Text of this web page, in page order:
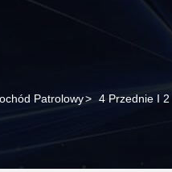
Patrolowy> 4 Przednie I